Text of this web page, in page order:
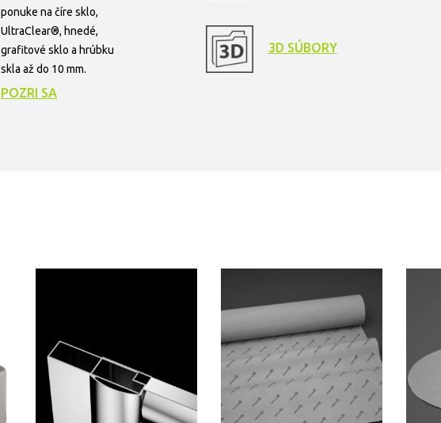
ponuke na číre sklo,
UltraClear®, hnedé,
grafitové sklo a hrúbku
skla až do 10 mm.
POZRI SA
3D SÚBORY